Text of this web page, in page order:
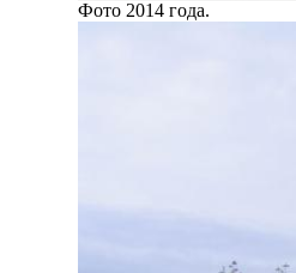
Фото 2014 года.